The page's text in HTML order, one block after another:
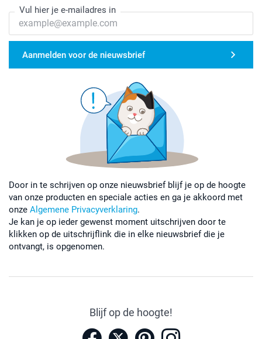
Vul hier je e-mailadres in
Aanmelden voor de nieuwsbrief
Door in te schrijven op onze nieuwsbrief blijf je op de hoogte
van onze producten en speciale acties en ga je akkoord met
onze Algemene Privacyverklaring.
Je kan je op ieder gewenst moment uitschrijven door te
klikken op de uitschrijflink die in elke nieuwsbrief die je
ontvangt, is opgenomen.
Blijf op de hoogte!